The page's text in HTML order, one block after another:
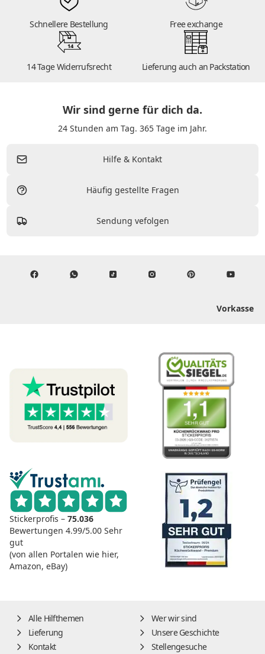
Schnellere Bestellung Free exchange
14
14 Tage Widerrufsrecht Lieferung auch an Packstation
Wir sind gerne für dich da.
24 Stunden am Tag. 365 Tage im Jahr.
Hilfe & Kontakt
Häufig gestellte Fragen
Sendung vefolgen
Vorkasse
Stickerprofis – 75.036
Bewertungen 4.99/5.00 Sehr
gut
(von allen Portalen wie hier,
Amazon, eBay)
Alle Hilfthemen
Wer wir sind
Lieferung
Unsere Geschichte
Kontakt
Stellengesuche